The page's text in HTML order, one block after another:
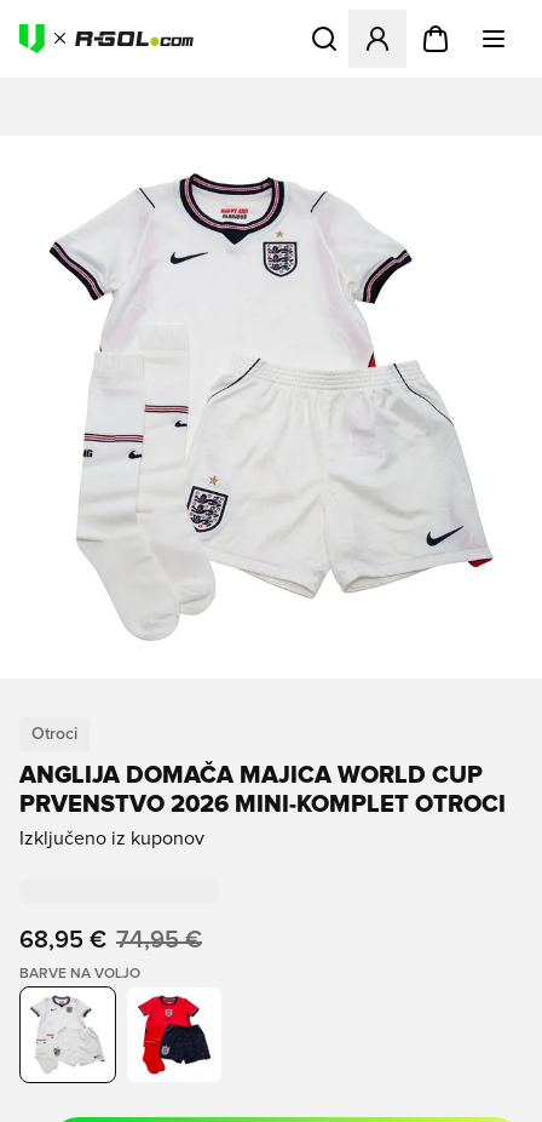
Odpre Modal za prijavo ali
Otroci
ANGLIJA DOMAČA MAJICA WORLD CUP
PRVENSTVO 2026 MINI-KOMPLET OTROCI
Izključeno iz kuponov
68,95 € 74,95 €
BARVE NA VOLJO